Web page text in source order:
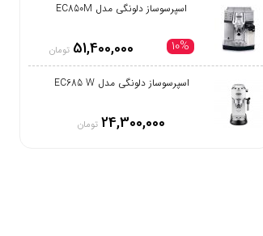
اسپرسوساز دلونگی مدل EC850M
10%
51,400,000 تومان
اسپرسوساز دلونگی مدل EC685 W
24,300,000 تومان